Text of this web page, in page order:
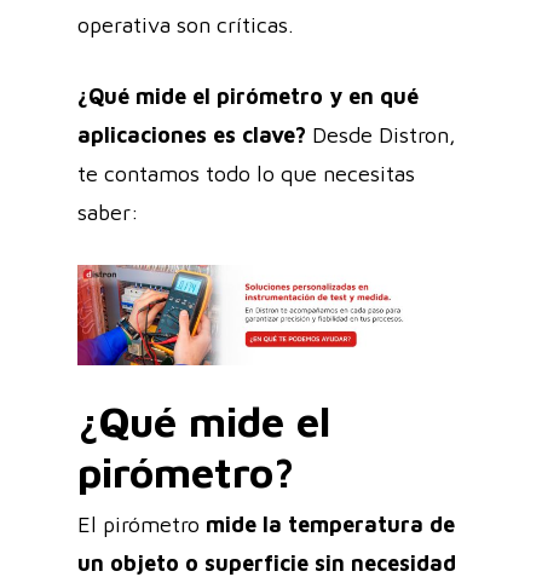
operativa son críticas.
¿Qué mide el pirómetro y en qué
aplicaciones es clave? Desde Distron,
te contamos todo lo que necesitas
saber:
¿Qué mide el
pirómetro?
El pirómetro mide la temperatura de
un objeto o superficie sin necesidad